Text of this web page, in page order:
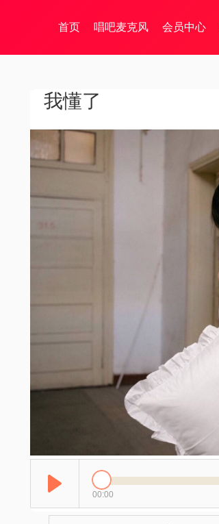
首页 唱吧麦克风 会员中心
我懂了
00:00